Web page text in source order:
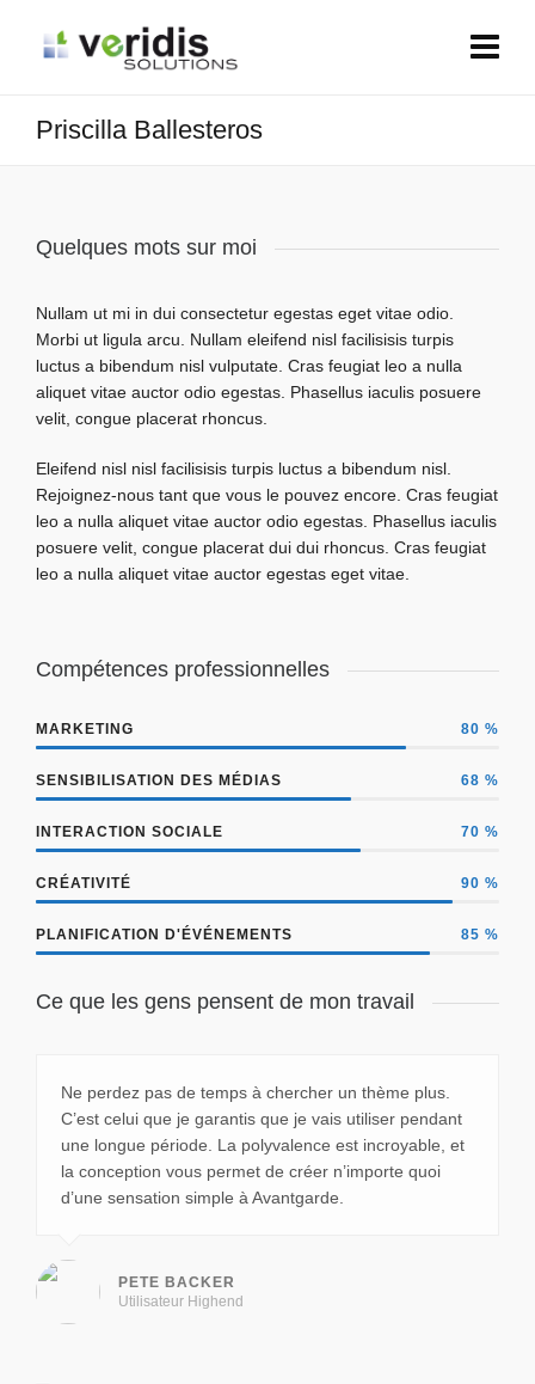
Priscilla Ballesteros
Quelques mots sur moi
Nullam ut mi in dui consectetur egestas eget vitae odio.
Morbi ut ligula arcu. Nullam eleifend nisl facilisisis turpis
luctus a bibendum nisl vulputate. Cras feugiat leo a nulla
aliquet vitae auctor odio egestas. Phasellus iaculis posuere
velit, congue placerat rhoncus.
Eleifend nisl nisl facilisisis turpis luctus a bibendum nisl.
Rejoignez-nous tant que vous le pouvez encore. Cras feugiat
leo a nulla aliquet vitae auctor odio egestas. Phasellus iaculis
posuere velit, congue placerat dui dui rhoncus. Cras feugiat
leo a nulla aliquet vitae auctor egestas eget vitae.
Compétences professionnelles
MARKETING 80 %
SENSIBILISATION DES MÉDIAS 68 %
INTERACTION SOCIALE 70 %
CRÉATIVITÉ 90 %
PLANIFICATION D'ÉVÉNEMENTS 85 %
Ce que les gens pensent de mon travail
Ne perdez pas de temps à chercher un thème plus.
C’est celui que je garantis que je vais utiliser pendant
une longue période. La polyvalence est incroyable, et
la conception vous permet de créer n’importe quoi
d’une sensation simple à Avantgarde.
PETE BACKER
Utilisateur Highend
Ne perdez pas de temps à chercher un thème plus.
C’est celui que je garantis que je vais utiliser pendant
une longue période. La polyvalence est incroyable, et
la conception vous permet de créer n’importe quoi
d’une sensation simple à Avantgarde.
PETE BACKER
Utilisateur Highend